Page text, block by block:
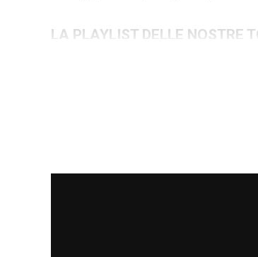
LA PLAYLIST DELLE NOSTRE